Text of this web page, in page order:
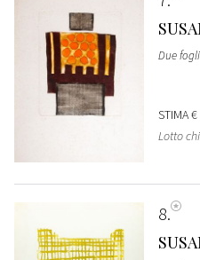
Due fogli
STIMA€
Lotto
8